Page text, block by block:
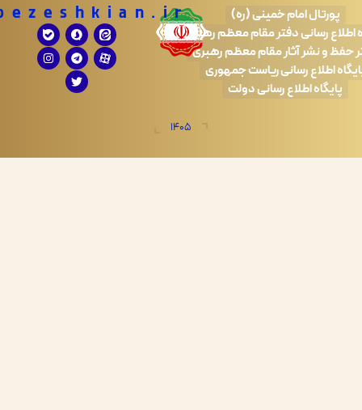
امام خمینی (ره)
رسانی دفتر مقام معظم رهبری
آثار مقام معظم رهبری
رسانی ریاست جمهوری
اطلاع رسانی دولت
Drpezeshkian.ir